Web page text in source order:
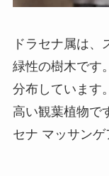
ドラセナ属は、
緑性の樹木です
分布しています
高い観葉植物で
セナ マッサンゲ